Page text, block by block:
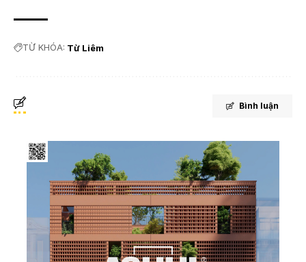
TỪ KHÓA: Từ Liêm
Bình luận